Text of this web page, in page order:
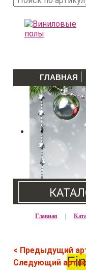
ГЛАВНАЯ
Главная |
< Предыдущий
Следующий